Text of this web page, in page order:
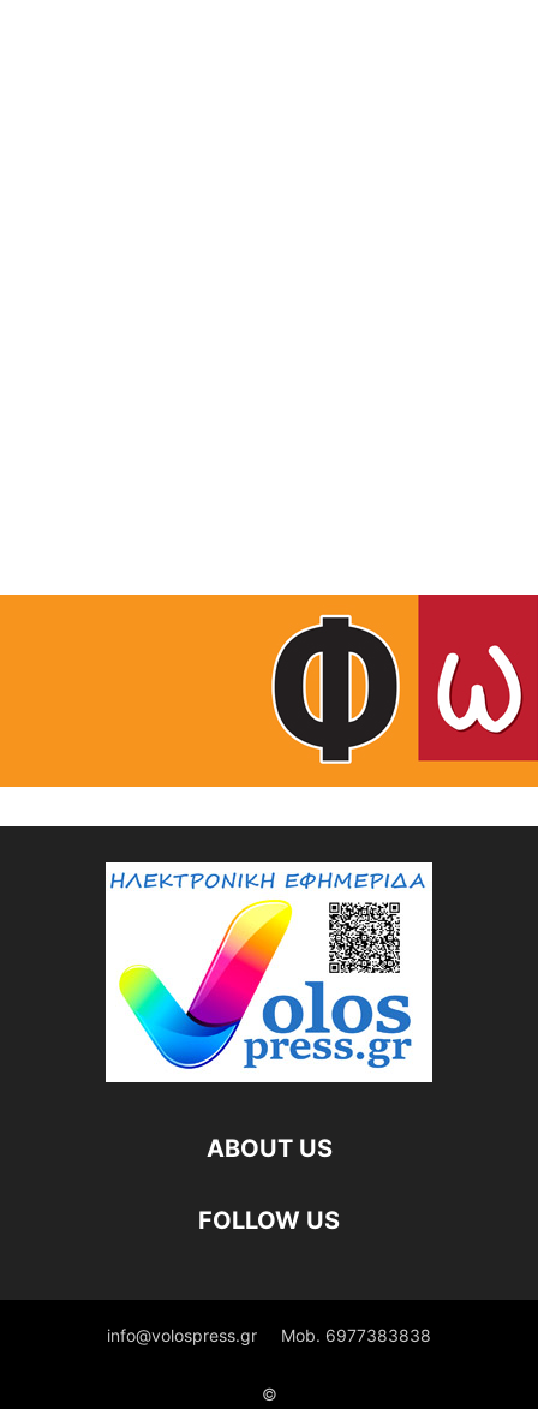
ABOUT US
FOLLOW US
info@volospress.gr Mob. 6977383838
©